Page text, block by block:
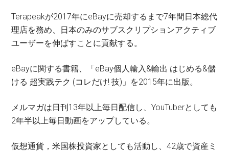
Terapeakが2017年にeBayに売却するまで7年間日本総代
理店を務め、日本のみのサブスクリプションアクティブ
ユーザーを伸ばすことに貢献する。
eBayに関する書籍、「eBay個人輸入&輸出 はじめる&儲
ける 超実践テク (コレだけ! 技)」を2015年に出版。
メルマガは日刊13年以上毎日配信し、YouTuberとしても
2年半以上毎日動画をアップしている。
仮想通貨，米国株投資家としても活動し、42歳で資産ミ